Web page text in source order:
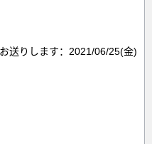
送りします：2021/06/25(金)